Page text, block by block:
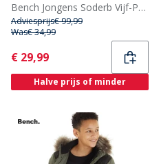
Bench Jongens Soderb Vijf-Pack T-shirts Kobalt/Teal/Grijs Melange/Kaki Groen/Zwart
Adviesprijs€ 99,99
Was€ 34,99
Current
€ 29,99
Halve prijs of minder